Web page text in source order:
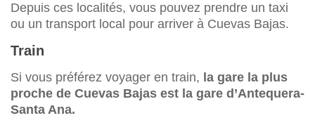
Depuis ces localités, vous pouvez prendre un taxi
ou un transport local pour arriver à Cuevas Bajas.
Train
Si vous préférez voyager en train, la gare la plus
proche de Cuevas Bajas est la gare d’Antequera-
Santa Ana.